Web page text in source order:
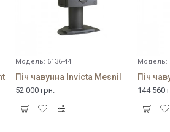
Модель: 6136-44
Піч чавунна Invicta Mesnil
52 000 грн.
Модель:
Піч
144 560